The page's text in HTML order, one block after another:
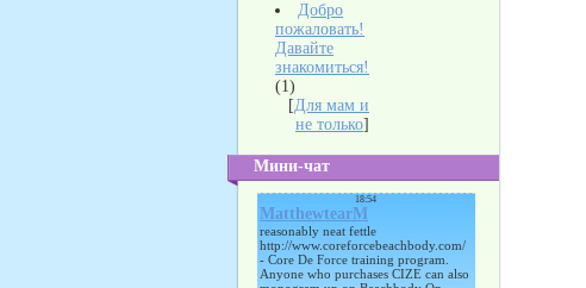
Добро
пожаловать!
Давайте
знакомиться!
(1)
[Для мам и
не только]
Мини-чат